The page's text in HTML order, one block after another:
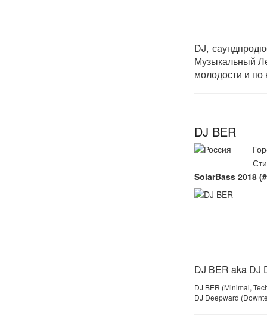
DJ,
Музыкальный
молодости и
DJ BER
SolarBass 2018
DJ BER aka DJ
DJ BER (Minimal,
DJ Deepward